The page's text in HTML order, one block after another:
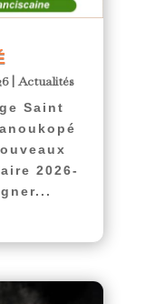
|Actualités
Saint
2026-